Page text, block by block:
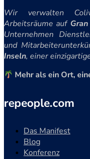
Wir verwalten
Arbeitsräume auf
Unternehmen
und
Inseln, einer
Mehr als ein Ort,
repeople.com
Das Manifest
Blog
Konferenz